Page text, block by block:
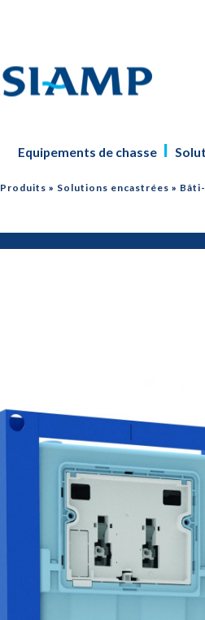
Equipements de chasse
Produits » Solutions encastrées »